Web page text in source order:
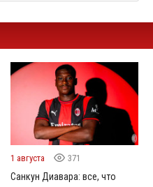
1 августа 371
Санкун Диавара: все, что